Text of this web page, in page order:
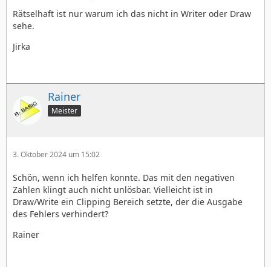
Rätselhaft ist nur warum ich das nicht in Writer oder Draw
sehe.
Jirka
Rainer
Meister
3. Oktober 2024 um 15:02
Schön, wenn ich helfen konnte. Das mit den negativen
Zahlen klingt auch nicht unlösbar. Vielleicht ist in
Draw/Write ein Clipping Bereich setzte, der die Ausgabe
des Fehlers verhindert?
Rainer